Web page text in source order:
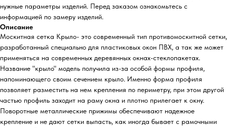
нужные параметры изделий. Перед заказом ознакомьтесь с
информацией по замеру изделий.
Описание
Москитная сетка Крыло- это современный тип противомоскитной сетки,
разработанный специально для пластиковых окон ПВХ, а так же может
применяться на современных деревянных окнах-стеклопакетах.
Название "крыло" модель получила из-за особой формы профиля,
напоминающего своим сечением крыло. Именно форма профиля
позволяет разместить на нем крепления по периметру, при этом другой
частью профиль заходит на раму окна и плотно прилегает к окну.
Поворотные металлические прижимы обеспечивают надежное
крепление и не дают сетки выпасть, как иногда бывает с рамочными